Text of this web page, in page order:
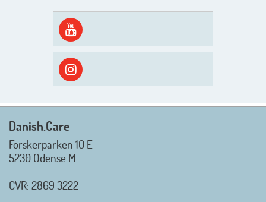
Men inden det går løs med en
spændende og aktivt
efterårsæson, så går turen først
ud i solen, ned til vandet og ind i
skyggen igen. Danish.Care holder
sommerlukket i uge 29 + 30.
Mvh. Anders, Helle og Malthe
Danish.Care
Forskerparken 10 E
5230 Odense M
CVR: 2869 3222